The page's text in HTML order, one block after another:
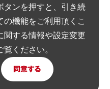
SIGHTアソシエイトディ
り、一例に「現代日本のデ
基金主催)、パリ装飾美術
1867-2018」共同キュ
業デザイン学科客員教授、
タンを押すと、引き続
の機能をご利用頂くこ
関する情報や設定変更
覧ください。
同意する